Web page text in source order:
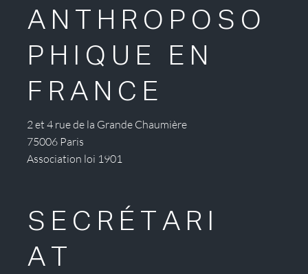
ANTHROPOSO
PHIQUE EN
FRANCE
2 et 4 rue de la Grande Chaumière
75006 Paris
Association loi 1901
SECRÉTARI
AT